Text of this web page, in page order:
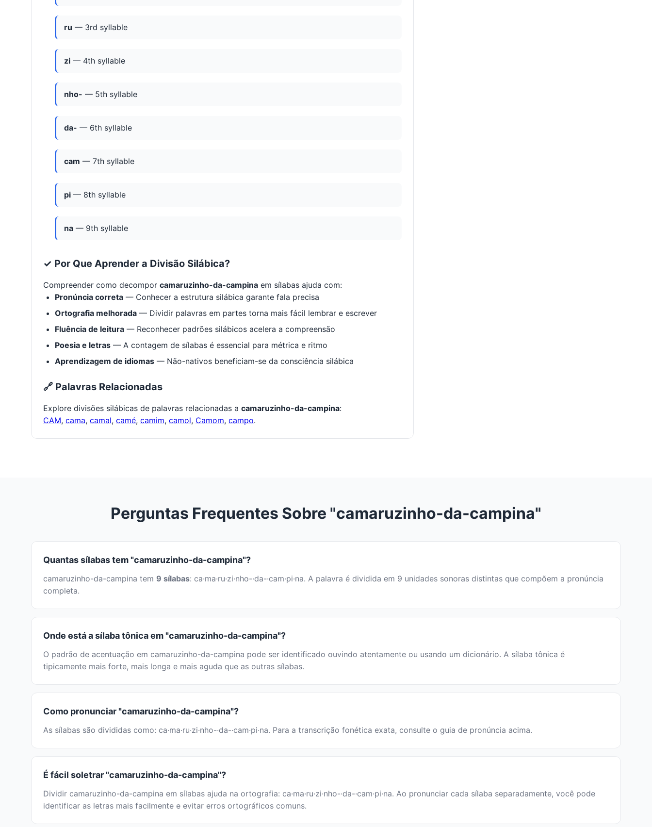
ru — 3rd syllable
zi — 4th syllable
nho- — 5th syllable
da- — 6th syllable
cam — 7th syllable
pi — 8th syllable
na — 9th syllable
✓ Por Que Aprender a Divisão Silábica?
Compreender como decompor camaruzinho-da-campina em sílabas ajuda com:
Pronúncia correta — Conhecer a estrutura silábica garante fala precisa
Ortografia melhorada — Dividir palavras em partes torna mais fácil lembrar e escrever
Fluência de leitura — Reconhecer padrões silábicos acelera a compreensão
Poesia e letras — A contagem de sílabas é essencial para métrica e ritmo
Aprendizagem de idiomas — Não-nativos beneficiam-se da consciência silábica
🔗 Palavras Relacionadas
Explore divisões silábicas de palavras relacionadas a camaruzinho-da-campina:
CAM, cama, camal, camé, camim, camol, Camom, campo.
Perguntas Frequentes Sobre "camaruzinho-da-campina"
Quantas sílabas tem "camaruzinho-da-campina"?
camaruzinho-da-campina tem 9 sílabas: ca·ma·ru·zi·nho-·da-·cam·pi·na. A palavra é dividida em 9 unidades sonoras distintas que compõem a pronúncia
completa.
Onde está a sílaba tônica em "camaruzinho-da-campina"?
O padrão de acentuação em camaruzinho-da-campina pode ser identificado ouvindo atentamente ou usando um dicionário. A sílaba tônica é
tipicamente mais forte, mais longa e mais aguda que as outras sílabas.
Como pronunciar "camaruzinho-da-campina"?
As sílabas são divididas como: ca·ma·ru·zi·nho-·da-·cam·pi·na. Para a transcrição fonética exata, consulte o guia de pronúncia acima.
É fácil soletrar "camaruzinho-da-campina"?
Dividir camaruzinho-da-campina em sílabas ajuda na ortografia: ca·ma·ru·zi·nho-·da-·cam·pi·na. Ao pronunciar cada sílaba separadamente, você pode
identificar as letras mais facilmente e evitar erros ortográficos comuns.